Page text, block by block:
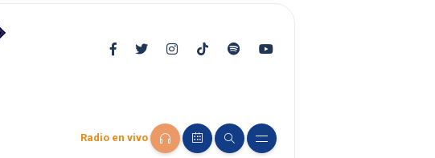
Radio en vivo